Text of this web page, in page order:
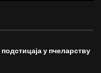
у пчеларству